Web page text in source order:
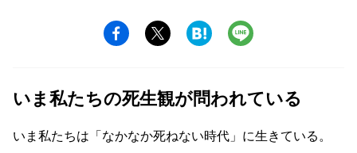
いま私たちの死生観が問われている
いま私たちは「なかなか死ねない時代」に生きている。